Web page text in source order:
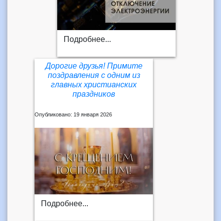
Подробнее...
Дорогие друзья! Примите
поздравления с одним из
главных христианских
праздников
Опубликовано: 19 января 2026
Подробнее...